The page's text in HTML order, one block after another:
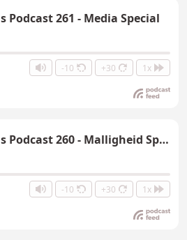
Podcast 261 - Media Special
-10 +30 1x
Nare Jongens Podcast 260 - Malligheid Special
-10 +30 1x